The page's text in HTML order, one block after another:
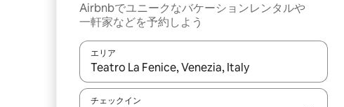
Airbnbでユニークなバ⁠ケ⁠ー⁠シ⁠ョ⁠ンレ⁠ン⁠タ⁠ルや
一⁠軒⁠家な⁠ど⁠を予⁠約⁠し⁠よ⁠う
エリア
検索結果が表示されたら、上下の矢印キーを使って移動
チェックイン